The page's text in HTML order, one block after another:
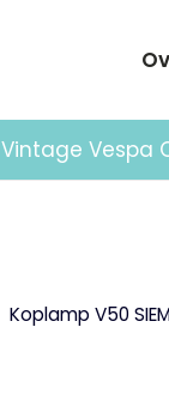
Vintage Vespa
Koplamp V50